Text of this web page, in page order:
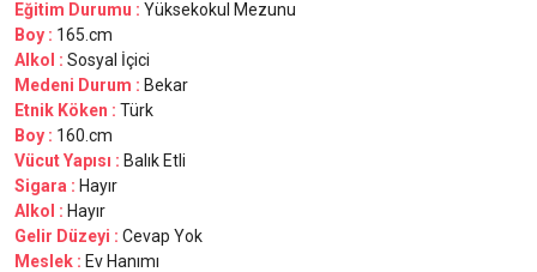
Eğitim Durumu : Yüksekokul Mezunu
Boy : 165.cm
Alkol : Sosyal İçici
Medeni Durum : Bekar
Etnik Köken : Türk
Boy : 160.cm
Vücut Yapısı : Balık Etli
Sigara : Hayır
Alkol : Hayır
Gelir Düzeyi : Cevap Yok
Meslek : Ev Hanımı